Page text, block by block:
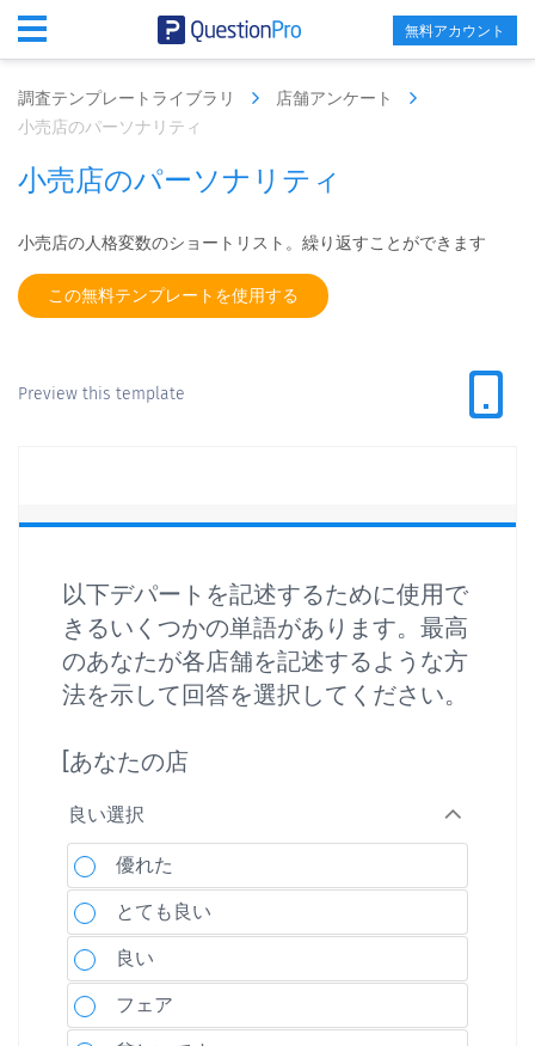
無料アカウント
調査テンプレートライブラリ
店舗アンケート
小売店のパーソナリティ
小売店のパーソナリティ
小売店の人格変数のショートリスト。繰り返すことができます
この無料テンプレートを使用する
Preview this template